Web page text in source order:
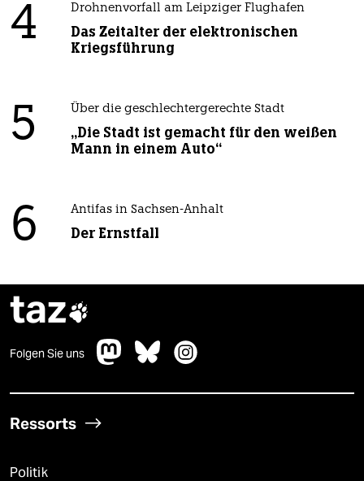
4 Drohnenvorfall am Leipziger Flughafen
Das Zeitalter der elektronischen
Kriegsführung
5 Über die geschlechtergerechte Stadt
„Die Stadt ist gemacht für den weißen
Mann in einem Auto“
6 Antifas in Sachsen-Anhalt
Der Ernstfall
taz
Folgen Sie uns
Ressorts
Politik